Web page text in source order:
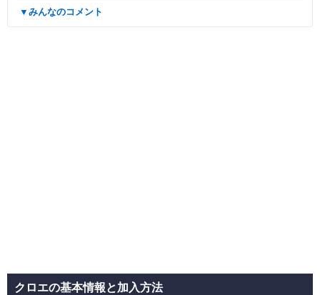
▼みんなのコメント
クロエの基本情報と加入方法